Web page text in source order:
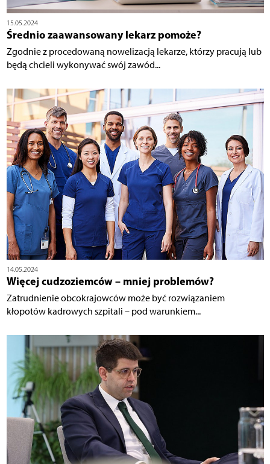
15.05.2024
Średnio zaawansowany lekarz pomoże?
Zgodnie z procedowaną nowelizacją lekarze, którzy pracują lub
będą chcieli wykonywać swój zawód...
14.05.2024
Więcej cudzoziemców – mniej problemów?
Zatrudnienie obcokrajowców może być rozwiązaniem
kłopotów kadrowych szpitali – pod warunkiem...